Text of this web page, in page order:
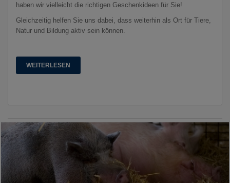
haben wir vielleicht die richtigen Geschenkideen für Sie!
Gleichzeitig helfen Sie uns dabei, dass weiterhin als Ort für Tiere,
Natur und Bildung aktiv sein können.
WEITERLESEN